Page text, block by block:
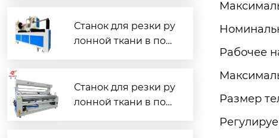
производства
Станок для резки ру
лонной ткани в пол
Станок для резки ру
лонной ткани в пол
Рабочее
Размер